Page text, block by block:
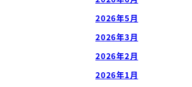
2026年5月
2026年3月
2026年2月
2026年1月